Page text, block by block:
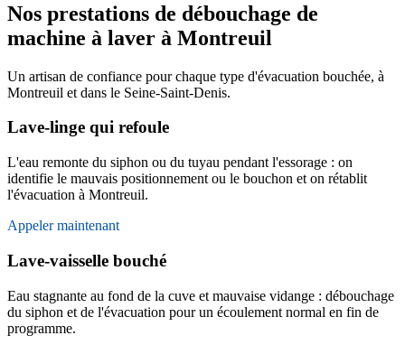
Nos prestations de débouchage de
machine à laver à Montreuil
Un artisan de confiance pour chaque type d'évacuation bouchée, à
Montreuil et dans le Seine-Saint-Denis.
Lave-linge qui refoule
L'eau remonte du siphon ou du tuyau pendant l'essorage : on
identifie le mauvais positionnement ou le bouchon et on rétablit
l'évacuation à Montreuil.
Appeler maintenant
Lave-vaisselle bouché
Eau stagnante au fond de la cuve et mauvaise vidange : débouchage
du siphon et de l'évacuation pour un écoulement normal en fin de
programme.